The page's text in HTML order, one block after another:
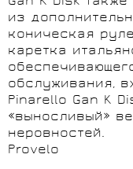
из
коническая
каретка
обслуживания,
Pinarello Gan K
«выносливый»
неровностей.
Provelo